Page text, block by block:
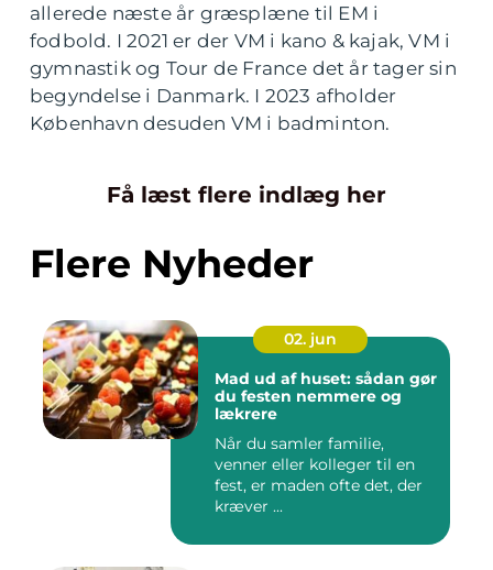
allerede næste år græsplæne til EM i
fodbold. I 2021 er der VM i kano & kajak, VM i
gymnastik og Tour de France det år tager sin
begyndelse i Danmark. I 2023 afholder
København desuden VM i badminton.
Få læst flere indlæg her
Flere Nyheder
02. jun
Mad ud af huset: sådan gør
du festen nemmere og
lækrere
Når du samler familie,
venner eller kolleger til en
fest, er maden ofte det, der
kræver ...